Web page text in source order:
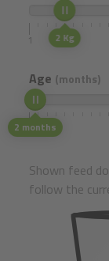
2 Kg
1
Age (months)
2 months
1
Shown feed
follow the